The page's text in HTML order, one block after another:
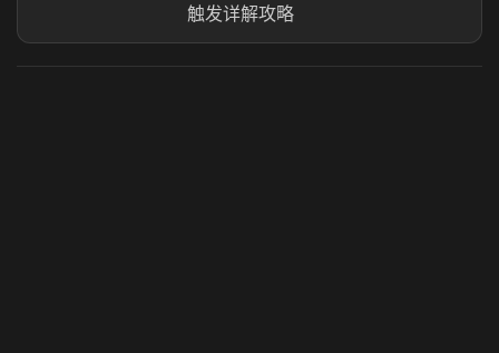
触发详解攻略